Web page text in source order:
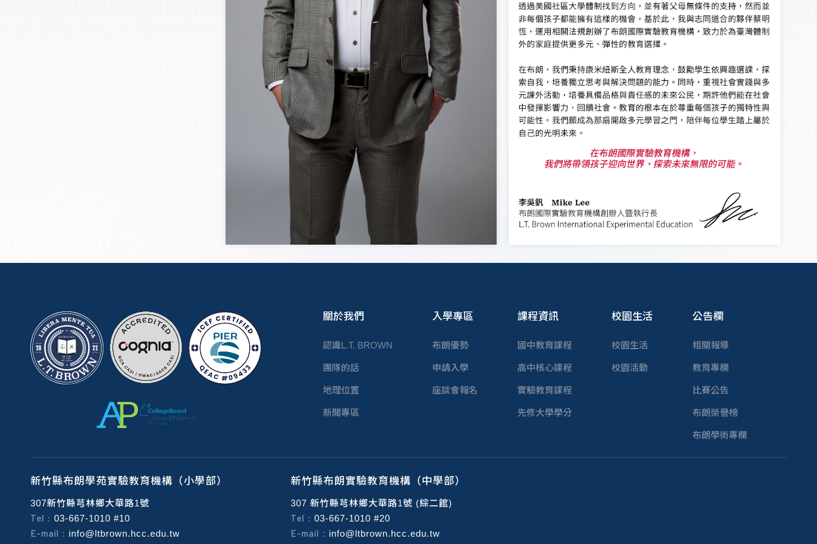
關於我們
認識L.T. BROWN
團隊的話
地理位置
新聞專區
入學專區
布朗優勢
申請入學
座談會報名
課程資訊
國中教育課程
高中核心課程
實驗教育課程
先修大學學分
校園生活
校園生活
校園活動
公告欄
相關報導
教育專欄
比賽公告
布朗榮譽榜
布朗學術專欄
新竹縣布朗學苑實驗教育機構（小學部）
307新竹縣芎林鄉大華路1號
Tel： 03-667-1010 #10
E-mail： info@ltbrown.hcc.edu.tw
新竹縣布朗實驗教育機構（中學部）
307 新竹縣芎林鄉大華路1號 (綜二館)
Tel： 03-667-1010 #20
E-mail： info@ltbrown.hcc.edu.tw